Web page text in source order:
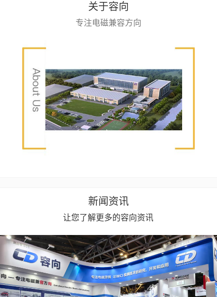
关于容向
专注电磁兼容方向
新闻资讯
让您了解更多的容向资讯